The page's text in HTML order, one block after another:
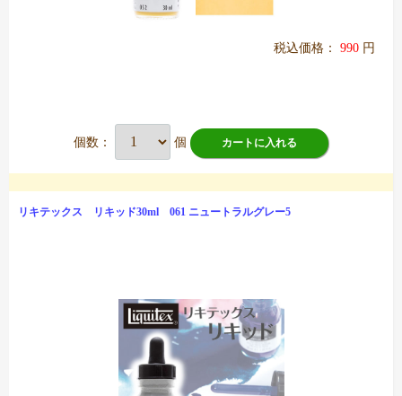
税込価格： 990 円
個数： 個 カートに入れる
リキテックス リキッド30ml 061 ニュートラルグレー5